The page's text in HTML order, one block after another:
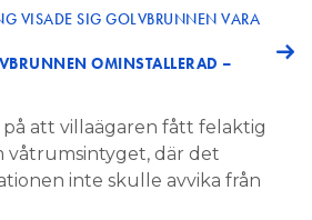
VISADE SIG GOLVBRUNNEN VARA
OMINSTALLERAD –
på att villaägaren fått felaktig
våtrumsintyget, där det
inte skulle avvika från